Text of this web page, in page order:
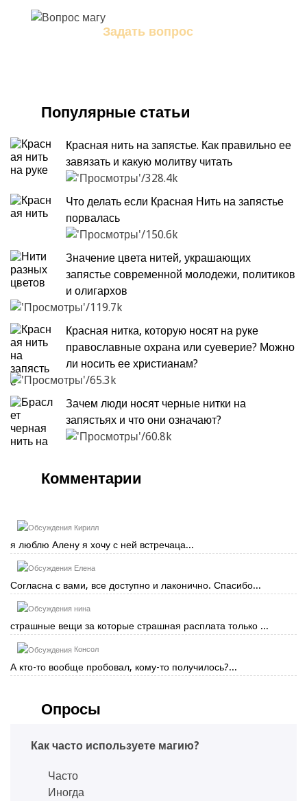
Задать вопрос
Популярные статьи
Красная нить на запястье. Как правильно ее
завязать и какую молитву читать
328.4k
Что делать если Красная Нить на запястье
порвалась
150.6k
Значение цвета нитей, украшающих
запястье современной молодежи, политиков
и олигархов
119.7k
Красная нитка, которую носят на руке
православные охрана или суеверие? Можно
ли носить ее христианам?
65.3k
Зачем люди носят черные нитки на
запястьях и что они означают?
60.8k
Комментарии
Кирилл
я люблю Алену я хочу с ней встречаца...
Елена
Согласна с вами, все доступно и лаконично. Спасибо...
нина
страшные вещи за которые страшная расплата только ...
Консол
А кто-то вообще пробовал, кому-то получилось?...
Опросы
Как часто используете магию?
Часто
Иногда